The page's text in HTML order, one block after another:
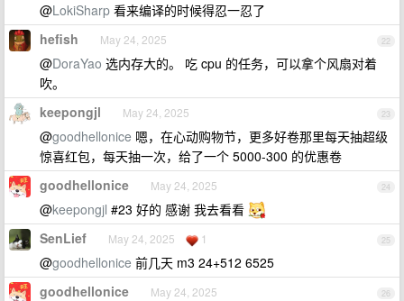
@LokiSharp 看来编译的时候得忍一忍了
22
hefish May 24, 2025
@DoraYao 选内存大的。 吃 cpu 的任务，可以拿个风扇对着
吹。
23
keepongjl May 24, 2025
@goodhellonice 嗯，在心动购物节，更多好卷那里每天抽超级
惊喜红包，每天抽一次，给了一个 5000-300 的优惠卷
24
goodhellonice May 24, 2025
@keepongjl #23 好的 感谢 我去看看
25
SenLief May 24, 2025 1
@goodhellonice 前几天 m3 24+512 6525
26
goodhellonice May 24, 2025